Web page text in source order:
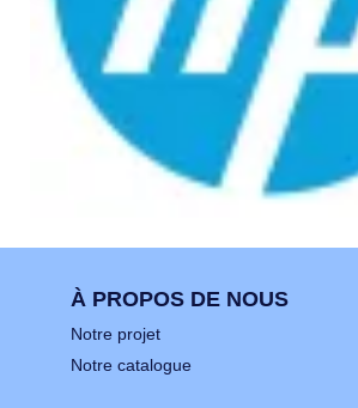
À PROPOS DE NOUS
Notre projet
Notre catalogue